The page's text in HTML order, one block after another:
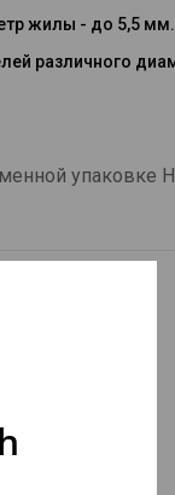
жилы - до 5,5 мм.
различного
упаковке